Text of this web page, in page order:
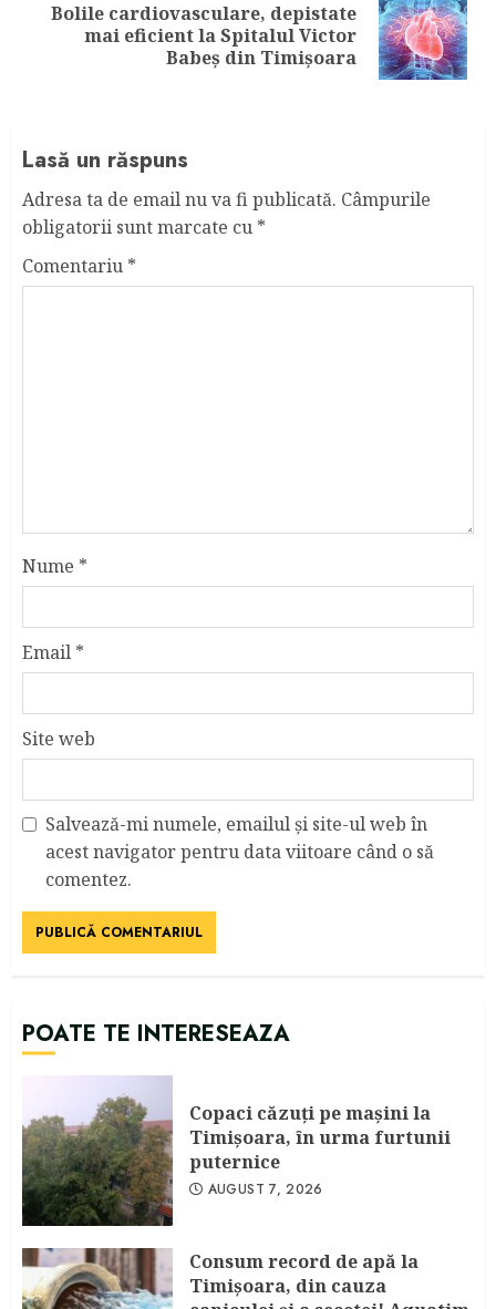
Next
Bolile cardiovasculare, depistate
mai eficient la Spitalul Victor
Babeș din Timișoara
Lasă un răspuns
Adresa ta de email nu va fi publicată. Câmpurile
obligatorii sunt marcate cu *
Comentariu *
Nume *
Email *
Site web
Salvează-mi numele, emailul și site-ul web în
acest navigator pentru data viitoare când o să
comentez.
POATE TE INTERESEAZA
Copaci căzuţi pe maşini la
Timişoara, în urma furtunii
puternice
AUGUST 7, 2026
Consum record de apă la
Timişoara, din cauza